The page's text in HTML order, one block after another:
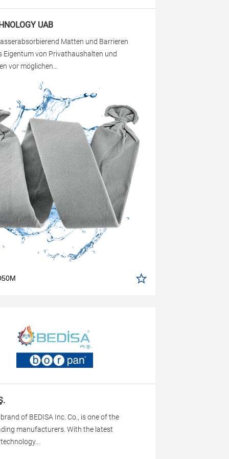
UAB
Matten und Barrieren
Eigentum von Privathaushalten und
vor möglichen...
of BEDISA Inc. Co., is one of the
manufacturers. With the latest